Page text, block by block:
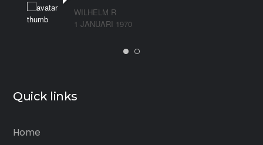
WILHELM R
1 JANUARI 1970
Quick links
Home